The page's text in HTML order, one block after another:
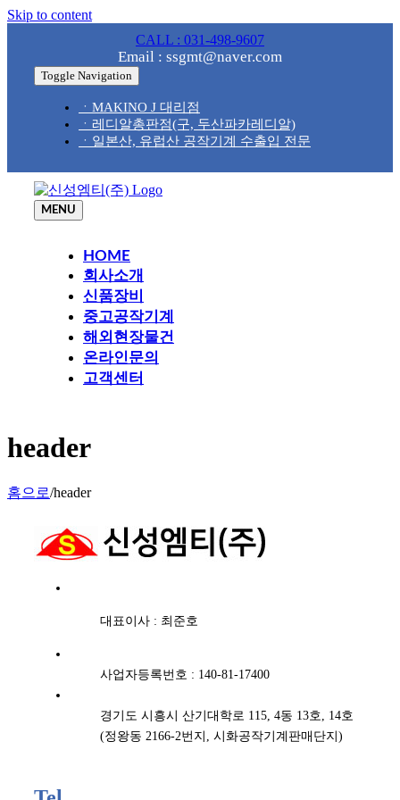
Skip to content
CALL : 031-498-9607
Email : ssgmt@naver.com
Toggle Navigation
ㆍMAKINO J 대리점
ㆍ레디알총판점(구, 두산파카레디알)
ㆍ일본산, 유럽산 공작기계 수출입 전문
MENU
HOME
회사소개
신품장비
중고공작기계
해외현장물건
온라인문의
고객센터
header
홈으로/header
대표이사 : 최준호
사업자등록번호 : 140-81-17400
경기도 시흥시 산기대학로 115, 4동 13호, 14호
(정왕동 2166-2번지, 시화공작기계판매단지)